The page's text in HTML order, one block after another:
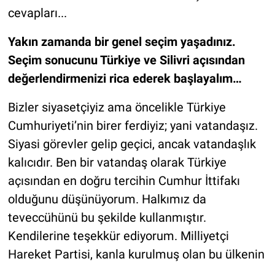
cevapları...
Yakın zamanda bir genel seçim yaşadınız.
Seçim sonucunu Türkiye ve Silivri açısından
değerlendirmenizi rica ederek başlayalım…
Bizler siyasetçiyiz ama öncelikle Türkiye
Cumhuriyeti’nin birer ferdiyiz; yani vatandaşız.
Siyasi görevler gelip geçici, ancak vatandaşlık
kalıcıdır. Ben bir vatandaş olarak Türkiye
açısından en doğru tercihin Cumhur İttifakı
olduğunu düşünüyorum. Halkımız da
teveccühünü bu şekilde kullanmıştır.
Kendilerine teşekkür ediyorum. Milliyetçi
Hareket Partisi, kanla kurulmuş olan bu ülkenin